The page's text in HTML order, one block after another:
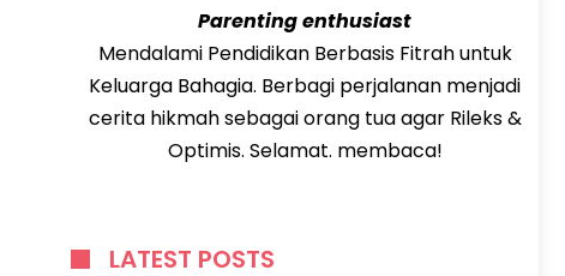
Parenting enthusiast
Mendalami Pendidikan Berbasis Fitrah untuk
Keluarga Bahagia. Berbagi perjalanan menjadi
cerita hikmah sebagai orang tua agar Rileks &
Optimis. Selamat. membaca!
LATEST POSTS